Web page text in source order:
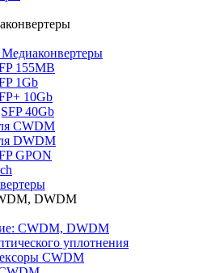
155MB
1Gb
10Gb
40Gb
CWDM
DWDM
GPON
DWDM
CWDM, DWDM
уплотнения
CWDM